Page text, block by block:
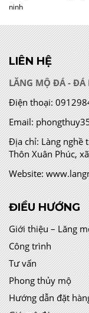
ninh
LIÊN HỆ
LĂNG MỘ ĐÁ - ĐÁ
Điện thoại:
Email:
Địa chỉ:Làng nghề
Thôn Xuân Phúc,
Website:
ĐIỀU HƯỚNG
Giới thiệu – Lăng
Công trình
Tư vấn
Phong thủy mộ
Hướng dẫn đặt